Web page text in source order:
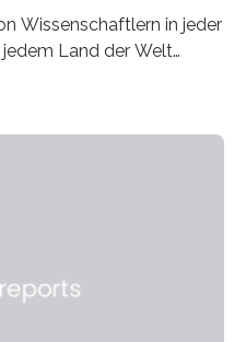
Wissenschaftlern in jeder
jedem Land der Welt
in Biomedicine ist in